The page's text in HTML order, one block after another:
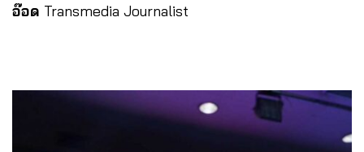
อ๊อด Transmedia Journalist